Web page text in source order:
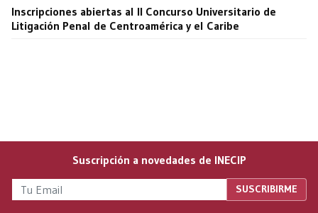
Inscripciones abiertas al II Concurso Universitario de
Litigación Penal de Centroamérica y el Caribe
Suscripción a novedades de INECIP